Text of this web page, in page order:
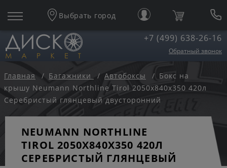
Выбрать город
+7 (499) 638-26-16
Обратный звонок
Главная Багажники Автобоксы
Бокс на
крышу Neumann Northline Tirol 2050x840x350 420л
Серебристый глянцевый двусторонний
NEUMANN NORTHLINE
TIROL 2050X840X350 420Л
СЕРЕБРИСТЫЙ ГЛЯНЦЕВЫЙ